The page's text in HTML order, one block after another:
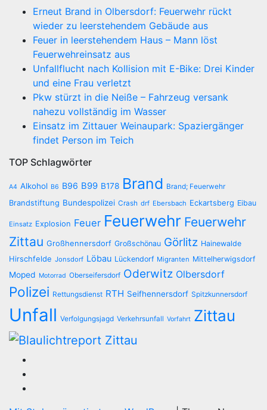
Erneut Brand in Olbersdorf: Feuerwehr rückt
wieder zu leerstehendem Gebäude aus
Feuer in leerstehendem Haus – Mann löst
Feuerwehreinsatz aus
Unfallflucht nach Kollision mit E-Bike: Drei Kinder
und eine Frau verletzt
Pkw stürzt in die Neiße – Fahrzeug versank
nahezu vollständig im Wasser
Einsatz im Zittauer Weinaupark: Spaziergänger
findet Person im Teich
TOP Schlagwörter
A4 Alkohol B6 B96 B99 B178 Brand Brand; Feuerwehr
Brandstiftung Bundespolizei Crash drf Ebersbach Eckartsberg Eibau
Einsatz Explosion Feuer Feuerwehr Feuerwehr
Zittau Großhennersdorf Großschönau Görlitz Hainewalde
Hirschfelde Jonsdorf Löbau Lückendorf Migranten Mittelherwigsdorf
Moped Motorrad Oberseifersdorf Oderwitz Olbersdorf
Polizei Rettungsdienst RTH Seifhennersdorf Spitzkunnersdorf
Unfall Verfolgungsjagd Verkehrsunfall Vorfahrt Zittau